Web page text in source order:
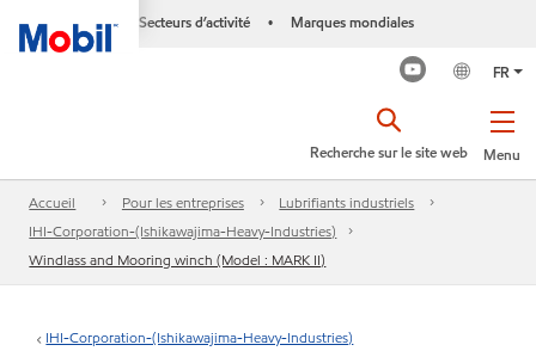
Secteurs d’activité • Marques mondiales
FR
Menu
Recherche sur le site web
Accueil Pour les entreprises
Lubrifiants industriels
IHI-Corporation-(Ishikawajima-Heavy-Industries)
Windlass and Mooring winch (Model : MARK II)
IHI-Corporation-(Ishikawajima-Heavy-Industries)